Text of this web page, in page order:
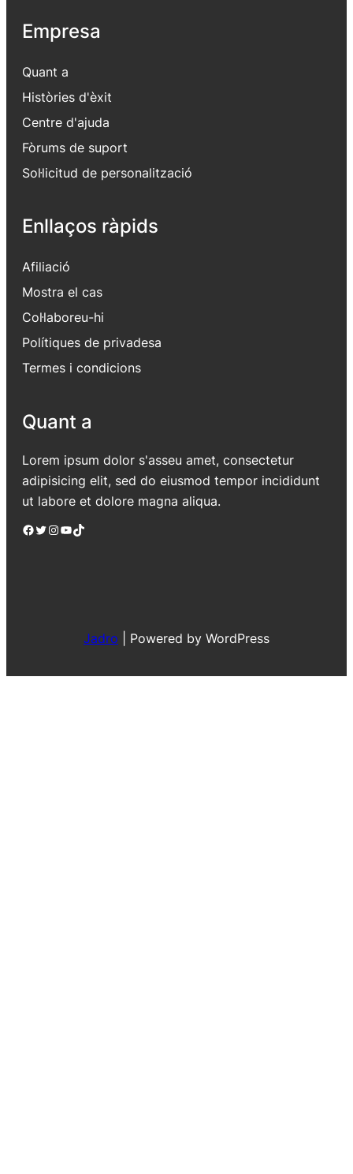
Empresa
Quant a
Històries d'èxit
Centre d'ajuda
Fòrums de suport
Sol·licitud de personalització
Enllaços ràpids
Afiliació
Mostra el cas
Col·laboreu-hi
Polítiques de privadesa
Termes i condicions
Quant a
Lorem ipsum dolor s'asseu amet, consectetur
adipisicing elit, sed do eiusmod tempor incididunt
ut labore et dolore magna aliqua.
Facebook Twitter Instagram YouTube TikTok
Jadro Powered by WordPress